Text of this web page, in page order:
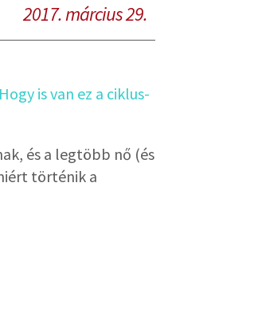
2017. március 29.
Hogy is van ez a ciklus-
és a legtöbb nő (és
történik a